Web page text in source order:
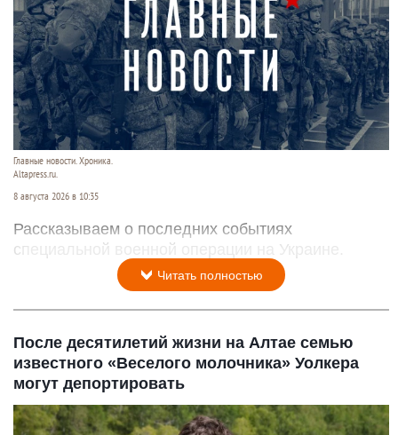
Главные новости. Хроника.
Altapress.ru.
8 августа 2026 в 10:35
Рассказываем о последних событиях
специальной военной операции на Украине.
Читать полностью
После десятилетий жизни на Алтае семью
известного «Веселого молочника» Уолкера
могут депортировать